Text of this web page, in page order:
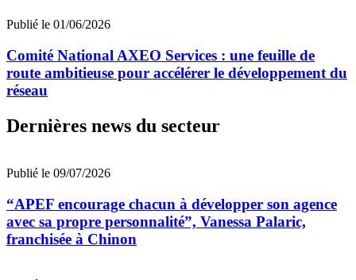
Publié le 01/06/2026
Comité National AXEO Services : une feuille de
route ambitieuse pour accélérer le développement du
réseau
Dernières news du secteur
Publié le 09/07/2026
“APEF encourage chacun à développer son agence
avec sa propre personnalité”, Vanessa Palaric,
franchisée à Chinon